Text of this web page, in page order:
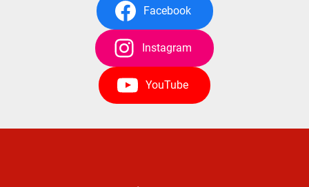
Facebook
Instagram
YouTube